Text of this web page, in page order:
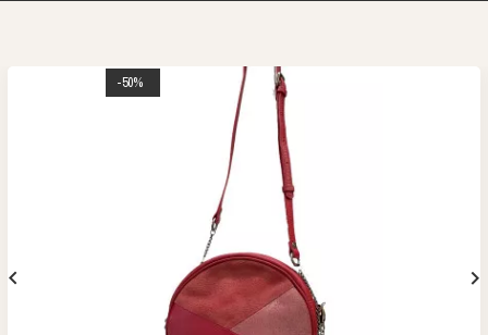
-50%
 